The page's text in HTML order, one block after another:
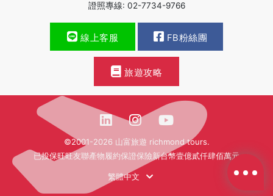
證照專線: 02-7734-9766
線上客服 FB粉絲團
旅遊攻略
©2001-2026 山富旅遊 richmond tours.
已投保旺旺友聯產物履約保證保險新台幣壹億貳仟肆佰萬元
繁體中文